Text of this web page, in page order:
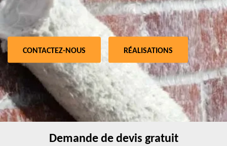
CONTACTEZ-NOUS RÉALISATIONS
Demande de devis gratuit